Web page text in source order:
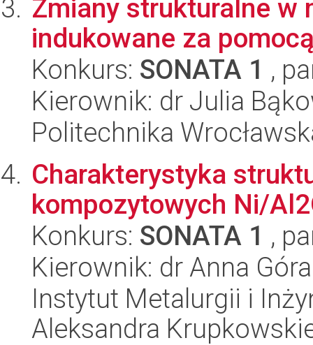
Zmiany strukturalne w
indukowane za
Konkurs: SONATA 1 ,
Kierownik: dr Julia
Politechnika
Charakterystyka
kompozytowych Ni/
Konkurs: SONATA 1 ,
Kierownik: dr Anna
Instytut Metalurgii i
Aleksandra